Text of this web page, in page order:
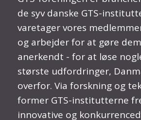
de syv danske GTS-
varetager vores
og arbejder for at gøre
anerkendt - for at løse
største udfordringer,
overfor. Via forskning og
former GTS-institutterne
innovative og